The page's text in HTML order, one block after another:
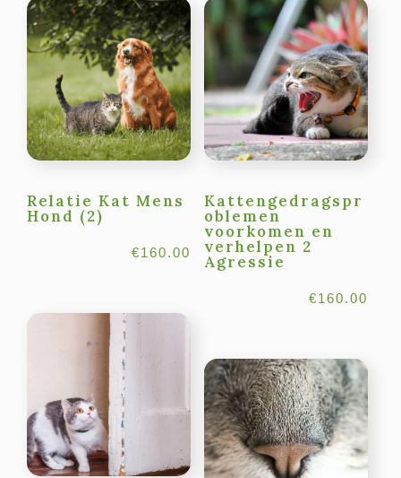
Relatie Kat Mens
Hond (2)
€160.00
Kattengedragspr
oblemen
voorkomen en
verhelpen 2
Agressie
€160.00